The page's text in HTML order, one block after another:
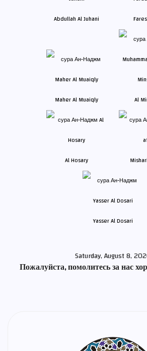
Abdullah Al Juhani
Maher Al Muaiqly Al
Al Hosary
Yasser Al Dosari
Saturday, August 8,
Пожалуйста, помолитесь за нас